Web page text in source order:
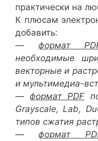
практически на
К плюсам
добавить:
— формат
необходимые
векторные и
и мультимедиа-
—формат PDF
Grayscale, Lab,
типов сжатия
—формат